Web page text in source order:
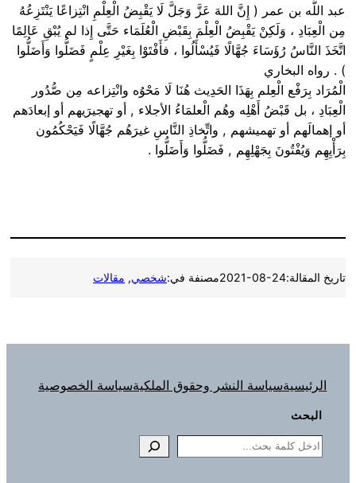
عبد اللَّه بن عمر ( إِنَّ اللهَ عَزَّ وَجَلَّ لَا يَقْبِضُ الْعِلْمِ انْتِزاعًا يَنْتَزِعُهُ
مِن الْعِبَادِ ، وَلَكِنْ يَقْبِضُ الْعِلْمَ بِقَبْضِ الْعُلَمَاء حَتَّى إِذا لم يُبْقِ عَالِمًا
اتَّخَذَ النَّاسُ رُؤَسَاءَ جُهَّالًا فَيُسْأَلُوا ، فأَفْتَوْا بِغَيْرِ عِلْمٍ فَضَلُّوا وَأَضَلُّوا
) . رواه البخاري
الْمُرَاد بِرَفْع الْعِلم بِهَذَا الحَدِيث هُنَا لَا مَحْوُه وانْتِزاعه مِن صُّدُور
الْعِبَادِ ، بل قَبْضُ أَهْلِه وهُم الْعلمَاءُ الأجلاء , أو تهجيرَيهم أو إبعادَهم
أو إهمالَهم أو تهميشهم , واتِّخاذِ النَّاسِ غيرَهُم جُهَّالًا فَيَحْكُمُون
بِرَأْيِهِم وَيُفْتُونَ بِجَهْلِهِم , فَضَلُّوا وَأَضَلُّوا .
تاريخ المقالة:2021-08-24مصنفة في:شخصي, مقالات
الرئيسيةسياسة النشر وحقوق الملكيةسياسة الخصوصية
البحث
Search